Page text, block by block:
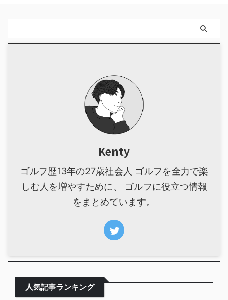
Kenty
ゴルフ歴13年の27歳社会人 ゴルフを全力で楽
しむ人を増やすために、 ゴルフに役立つ情報
をまとめています。
人気記事ランキング